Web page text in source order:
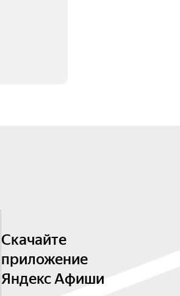
Скачайте
приложение
Яндекс Афиши